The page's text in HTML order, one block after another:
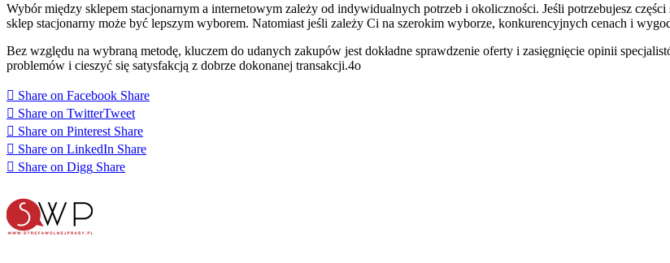
Wybór między sklepem stacjonarnym a internetowym zależy od indywidualnych potrzeb i okoliczności. Jeśli potrzebujesz
sklep stacjonarny może być lepszym wyborem. Natomiast jeśli zależy Ci na szerokim wyborze, konkurencyjnych cenach i
Bez względu na wybraną metodę, kluczem do udanych zakupów jest dokładne sprawdzenie oferty i zasięgnięcie opinii
problemów i cieszyć się satysfakcją z dobrze dokonanej transakcji.4o
Share on Facebook Share
Share on TwitterTweet
Share on Pinterest Share
Share on LinkedIn Share
Share on Digg Share